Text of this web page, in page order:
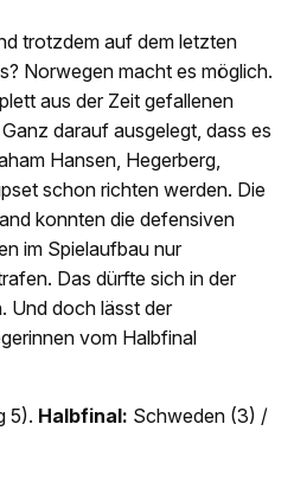
trotzdem auf dem letzten
Norwegen macht es möglich.
aus der Zeit gefallenen
darauf ausgelegt, dass es
Hansen, Hegerberg,
schon richten werden. Die
konnten die defensiven
im Spielaufbau nur
Das dürfte sich in der
Und doch lässt der
vom Halbfinal
5). Halbfinal: Schweden (3) /